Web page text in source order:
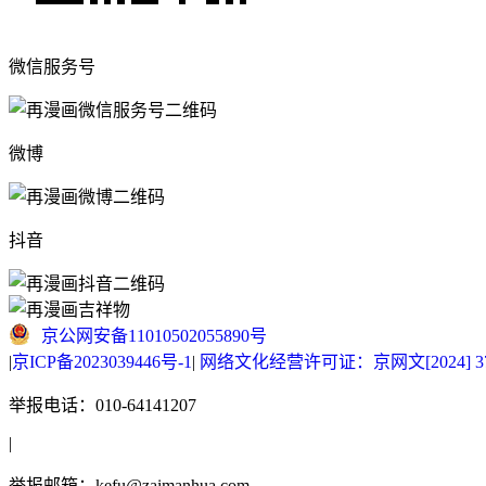
微信服务号
微博
抖音
京公网安备11010502055890号
|京ICP备2023039446号-1 | 网络文化经营许可证：京网文[2024]
举报电话：010-64141207
|